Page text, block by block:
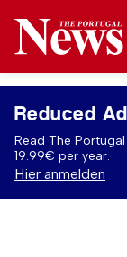
Reduced
Read The
19.99€ per year.
Hier anmelden